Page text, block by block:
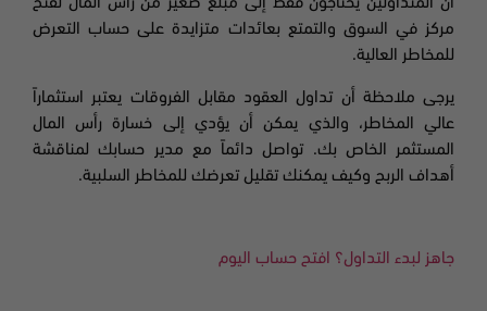
مركز في السوق والتمتع بعائدات متزايدة على حساب التعرض
للمخاطر العالية.
يرجى ملاحظة أن تداول العقود مقابل الفروقات يعتبر استثماراً
عالي المخاطر، والذي يمكن أن يؤدي إلى خسارة رأس المال
المستثمر الخاص بك. تواصل دائماً مع مدير حسابك لمناقشة
أهداف الربح وكيف يمكنك تقليل تعرضك للمخاطر السلبية.
جاهز لبدء التداول؟ افتح حساب اليوم